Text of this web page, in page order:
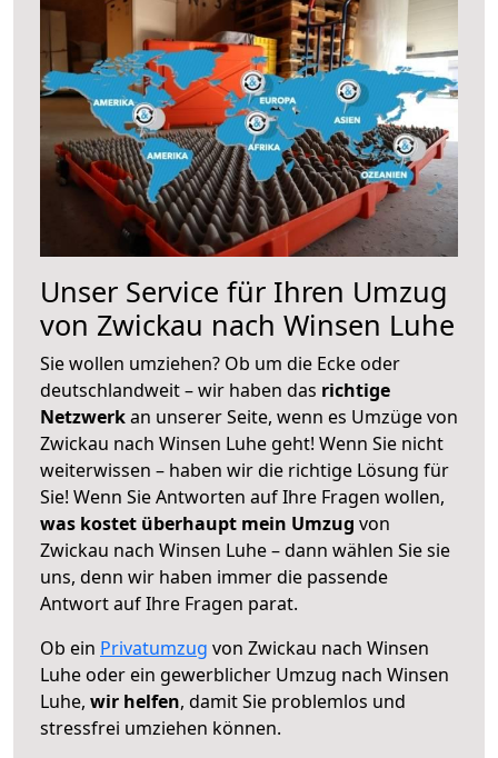
Unser Service für Ihren Umzug
von Zwickau nach Winsen Luhe
Sie wollen umziehen? Ob um die Ecke oder
deutschlandweit – wir haben das richtige
Netzwerkan unserer Seite, wenn es Umzüge von
Zwickau nach Winsen Luhe geht! Wenn Sie nicht
weiterwissen – haben wir die richtige Lösung für
Sie! Wenn Sie Antworten auf Ihre Fragen wollen,
was kostet überhaupt mein Umzug von
Zwickau nach Winsen Luhe – dann wählen Sie sie
uns, denn wir haben immer die passende
Antwort auf Ihre Fragen parat.
Ob ein Privatumzug von Zwickau nach Winsen
Luhe oder ein gewerblicher Umzug nach Winsen
Luhe, wir helfen, damit Sie problemlos und
stressfrei umziehen können.